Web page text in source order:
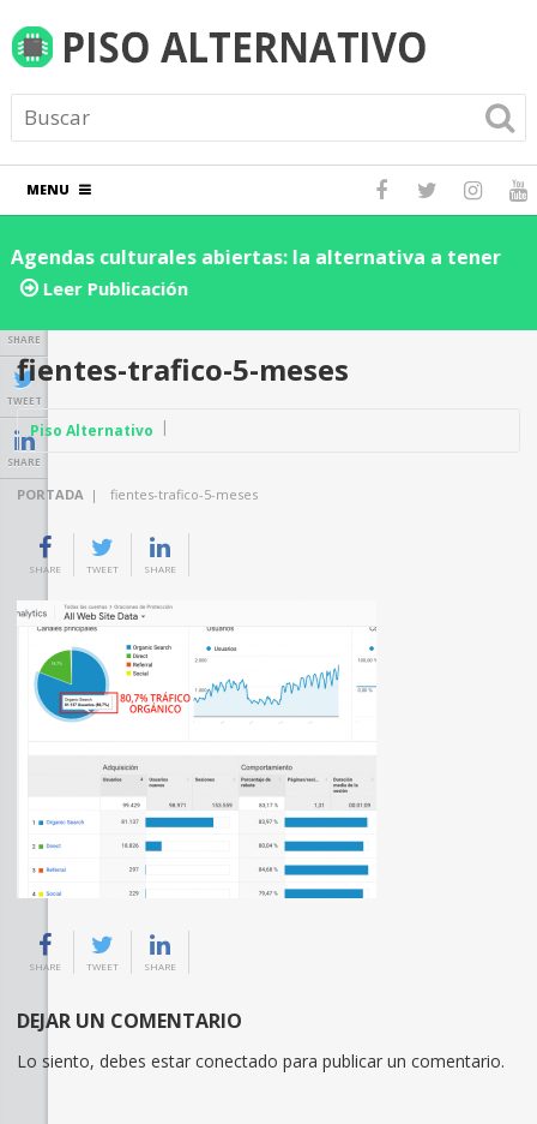
MENU
Agendas culturales abiertas: la alternativa a tener
los eventos dentro de una red social
Leer Publicación
SHARE
TWEET
SHARE
fientes-trafico-5-meses
Piso Alternativo
PORTADA | fientes-trafico-5-meses
SHARE TWEET SHARE
SHARE TWEET SHARE
DEJAR UN COMENTARIO
Lo siento, debes estar conectado para publicar un comentario.